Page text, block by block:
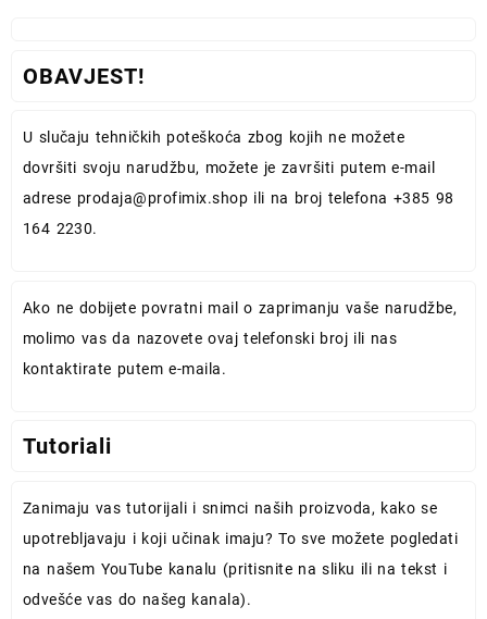
OBAVJEST!
U slučaju tehničkih poteškoća zbog kojih ne možete
dovršiti svoju narudžbu, možete je završiti putem e-mail
adrese prodaja@profimix.shop ili na broj telefona +385 98
164 2230.
Ako ne dobijete povratni mail o zaprimanju vaše narudžbe,
molimo vas da nazovete ovaj telefonski broj ili nas
kontaktirate putem e-maila.
Tutoriali
Zanimaju vas tutorijali i snimci naših proizvoda, kako se
upotrebljavaju i koji učinak imaju? To sve možete pogledati
na našem YouTube kanalu (pritisnite na sliku ili na tekst i
odvešće vas do našeg kanala).